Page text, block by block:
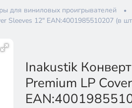
для виниловых проигрывателей
Sleeves 12" EAN:4001985510207 (в
Inakustik
Premium LP